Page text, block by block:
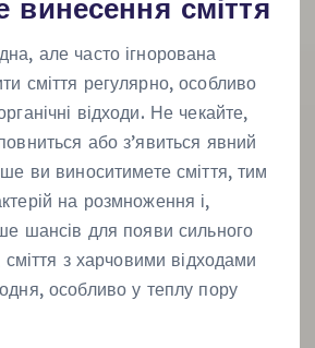
винесення сміття
але часто ігнорована
сміття регулярно, особливо
відходи. Не чекайте,
або з’явиться явний
ви виноситимете сміття, тим
на розмноження і,
шансів для появи сильного
сміття з харчовими відходами
особливо у теплу пору